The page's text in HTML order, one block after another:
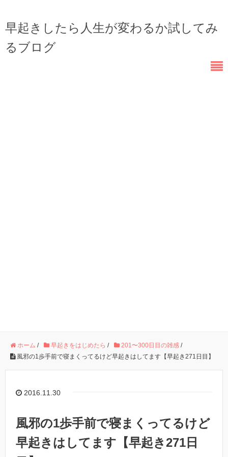
早起きしたら人生が変わるか試してみ
るブログ
ホーム / 早起きをはじめたら / 201〜300日目の雑感 /
風邪の1歩手前で寝まくってるけど早起きはしてます【早起き271日目】
2016.11.30
風邪の1歩手前で寝まくってるけど
早起きはしてます【早起き271日